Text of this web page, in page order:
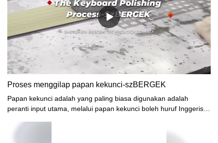
Proses menggilap papan kekunci-szBERGEK
Papan kekunci adalah yang paling biasa digunakan adalah
peranti input utama, melalui papan kekunci boleh huruf Inggeris,